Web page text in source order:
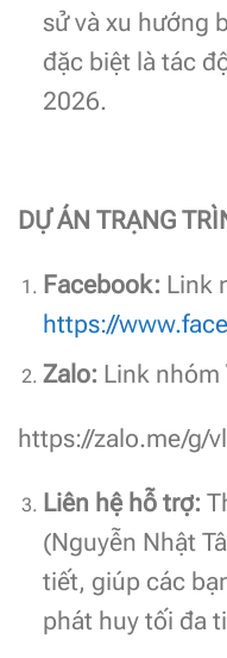
sử và xu hướng
đặc biệt là tác
2026.
DỰ ÁN TRẠNG
Facebook: Link
https://
Zalo: Link nhóm
https://zalo.me/g/
Liên hệ hỗ trợ:
(Nguyễn Nhật
tiết, giúp các
phát huy tối đa